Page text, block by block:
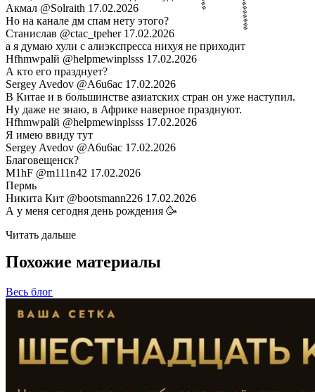
Акмал @Solraith 17.02.2026
Но на канале дм спам нету этого?
Станислав @ctac_tpeher 17.02.2026
а я думаю хули с алиэкспресса нихуя не приходит
Hfhmwpalй @helpmewinplsss 17.02.2026
А кто его празднует?
Sergey Avedov @A6u6ac 17.02.2026
В Китае и в большинстве азиатских стран он уже наступил.
Ну даже не знаю, в Африке наверное празднуют.
Hfhmwpalй @helpmewinplsss 17.02.2026
Я имею ввиду тут
Sergey Avedov @A6u6ac 17.02.2026
Благовещенск?
M1hF @m111n42 17.02.2026
Пермь
Никита Кит @bootsmann226 17.02.2026
А у меня сегодня день рождения 🥳
Читать дальше
Похожие материалы
Весь блог